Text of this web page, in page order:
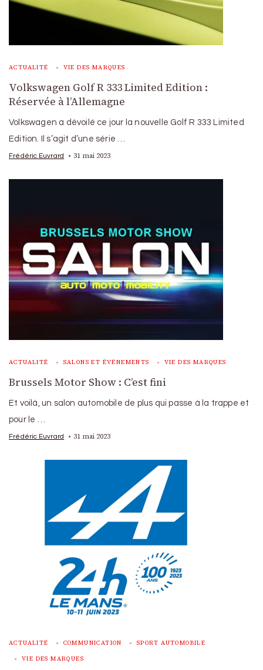
ACTUALITÉ VIE DES MARQUES
Volkswagen Golf R 333 Limited Edition :
Réservée à l’Allemagne
Volkswagen a dévoilé ce jour la nouvelle Golf R 333 Limited
Edition. Il s’agit d’une série …
Frédéric Euvrard 31 mai 2023
ACTUALITÉ SALONS ET ÉVÉNEMENTS VIE DES MARQUES
Brussels Motor Show : C’est fini
Et voilà, un salon automobile de plus qui passe à la trappe et
pour le …
Frédéric Euvrard 31 mai 2023
ACTUALITÉ COMMUNICATION SPORT AUTOMOBILE
VIE DES MARQUES